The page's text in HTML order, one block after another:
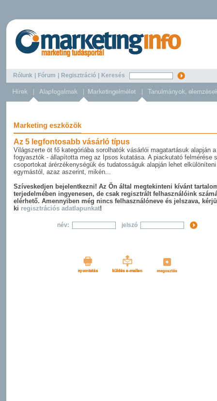
Rólunk Fórum Regisztráció Keresés
Marketing eszközök
Az 5 legfontosabb vásárló típus
Világszerte öt fő kategóriába sorolhatók vásárlói magatartásuk alapján a
fogyasztók - állapította meg az Ipsos kutatása. A piackutató felmérése
csoportokat árérzékenységük és tudatosságuk alapján lehet elkülöníteni
egymástól, azaz aszerint, mikén...
Szíveskedjen bejelentkezni! Az Ön által megtekinteni kívánt
terjedelmében ingyenesen, de csak regisztrált felhasználóink
elérhető. Amennyiben még nincs felhasználóneve és jelszava,
ki regisztrációs adatlapunkat!
név: jelszó